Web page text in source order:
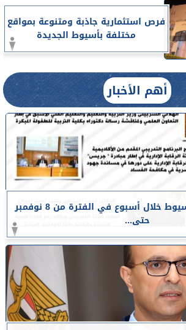
فرص استثمارية جاذبة ومتنوعة بمواقع
مختلفة بأسيوط الجديدة
أهم الأخبار
أبرز أخبار جامعة أسيوط خلال أسبوع في الفترة من 8 نوفمبر
حتى...